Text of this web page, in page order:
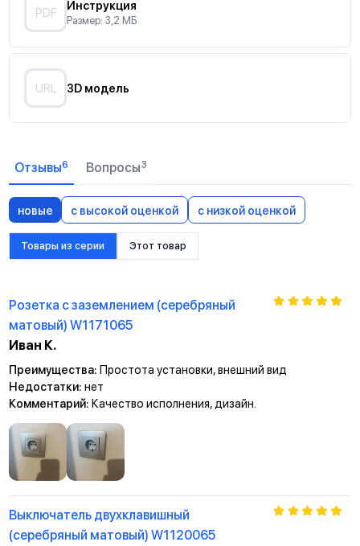
Анкерное крепление
Отверстия для монтажа на подрозетник
PDF
Инструкция
Размер: 3,2 МБ
URL 3D модель
Отзывы6 Вопросы3
новые с высокой оценкой с низкой оценкой
Товары из серии Этот товар
Розетка с заземлением (серебряный
матовый) W1171065
Иван К.
Преимущества: Простота установки, внешний вид
Недостатки: нет
Комментарий: Качество исполнения, дизайн.
Выключатель двухклавишный
(серебряный матовый) W1120065